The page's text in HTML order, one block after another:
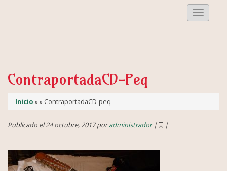
Menu
ContraportadaCD-Peq
Inicio » » ContraportadaCD-peq
Publicado el 24 octubre, 2017 poradministrador| |